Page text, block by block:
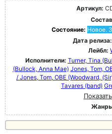
Артикул:
Состояние: Новое.
Дата релиза:
Лейбл:
Исполнители: Turner, Tina
(Bullock, Anna Mae) Jones, Tom,
/ Jones, Tom, OBE (Woodward,
Tavares (band)